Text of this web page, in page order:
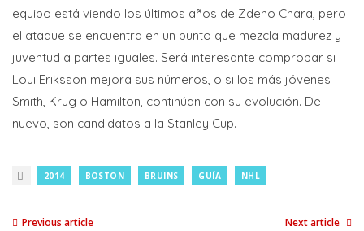
equipo está viendo los últimos años de Zdeno Chara, pero
el ataque se encuentra en un punto que mezcla madurez y
juventud a partes iguales. Será interesante comprobar si
Loui Eriksson mejora sus números, o si los más jóvenes
Smith, Krug o Hamilton, continúan con su evolución. De
nuevo, son candidatos a la Stanley Cup.
2014 BOSTON BRUINS GUÍA NHL
Previous article Next article